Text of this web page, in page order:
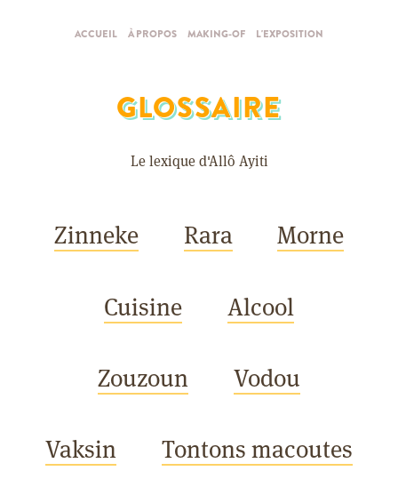
ACCUEIL À PROPOS MAKING-OF L'EXPOSITION
GLOSSAIRE
Le lexique d'Allô Ayiti
Zinneke Rara Morne
Cuisine Alcool
Zouzoun Vodou
Vaksin Tontons macoutes